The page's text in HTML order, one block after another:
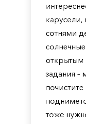
карусели,
сотнями
открытым
задания –
тоже